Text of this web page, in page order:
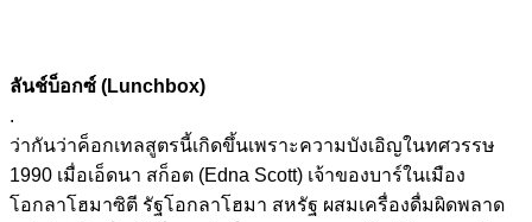
ลันช์บ็อกซ์ (Lunchbox)
.
ว่ากันว่าค็อกเทลสูตรนี้เกิดขึ้นเพราะความบังเอิญในทศวรรษ
1990 เมื่อเอ็ดนา สก็อต (Edna Scott) เจ้าของบาร์ในเมือง
โอกลาโฮมาซิตี รัฐโอกลาโฮมา สหรัฐ ผสมเครื่องดื่มผิดพลาด